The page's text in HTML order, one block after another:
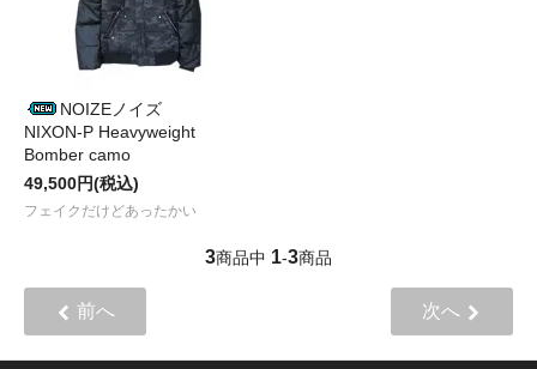
NOIZEノイズ
NIXON-P Heavyweight
Bomber camo
49,500円(税込)
フェイクだけどあったかい
3商品中 1-3商品
前へ 次へ